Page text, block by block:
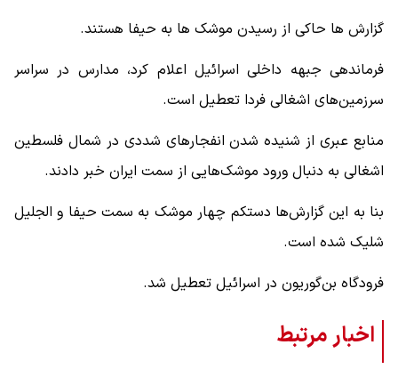
گزارش ها حاکی از رسیدن موشک ها به حیفا هستند.
فرماندهی جبهه داخلی اسرائیل اعلام کرد، مدارس در سراسر
سرزمین‌های اشغالی فردا تعطیل است.
منابع عبری از شنیده شدن انفجارهای شددی در شمال فلسطین
اشغالی به دنبال ورود موشک‌هایی از سمت ایران خبر دادند.
بنا به این گزارش‌ها دستکم چهار موشک به سمت حیفا و الجلیل
شلیک شده است.
فرودگاه بن‌گوریون در اسرائیل تعطیل شد.
اخبار مرتبط